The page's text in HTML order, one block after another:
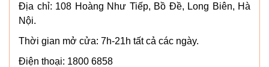
Địa chỉ: 108 Hoàng Như Tiếp, Bồ Đề, Long Biên, Hà
Nội.
Thời gian mở cửa: 7h-21h tất cả các ngày.
Điện thoại: 1800 6858